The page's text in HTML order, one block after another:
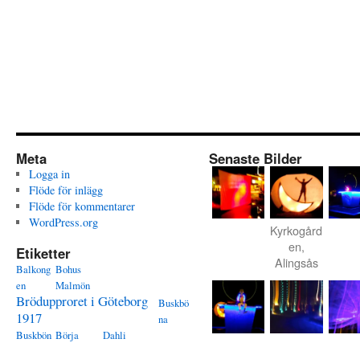
Meta
Logga in
Flöde för inlägg
Flöde för kommentarer
WordPress.org
Etiketter
Balkong
en
Bohus
Malmön
Brödupproret i Göteborg
1917
Buskbö
na
Buskbön Börja
Dahli
Senaste Bilder
Kyrkogård
en,
Alingsås